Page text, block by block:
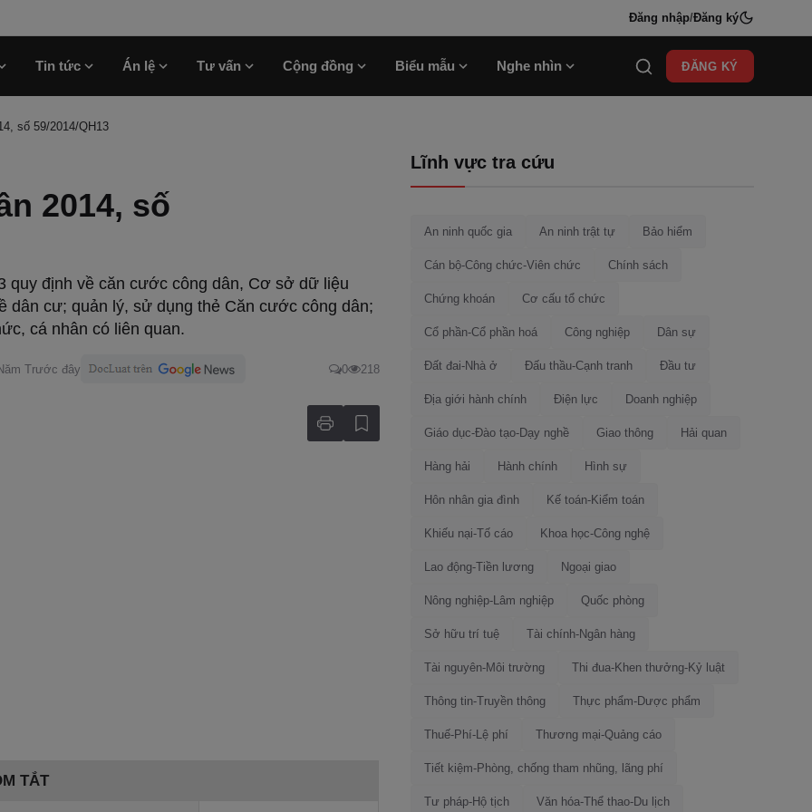
Đăng nhập/Đăng ký
Tin tức Án lệ Tư vấn Cộng đồng Biểu mẫu Nghe nhìn ĐĂNG KÝ
số 59/2014/QH13
2014, số
quy định về căn cước công dân, Cơ sở dữ liệu
cư; quản lý, sử dụng thẻ Căn cước công dân;
cá nhân có liên quan.
Trước đây 0 218
TẮT
Lĩnh vực tra cứu
An ninh quốc gia An ninh trật tự Bảo hiểm
Cán bộ-Công chức-Viên chức Chính sách
Chứng khoán Cơ cấu tổ chức
Cổ phần-Cổ phần hoá Công nghiệp Dân sự
Đất đai-Nhà ở Đấu thầu-Cạnh tranh Đầu tư
Địa giới hành chính Điện lực Doanh nghiệp
Giáo dục-Đào tạo-Dạy nghề Giao thông Hải quan
Hàng hải Hành chính Hình sự
Hôn nhân gia đình Kế toán-Kiểm toán
Khiếu nại-Tố cáo Khoa học-Công nghệ
Lao động-Tiền lương Ngoại giao
Nông nghiệp-Lâm nghiệp Quốc phòng
Sở hữu trí tuệ Tài chính-Ngân hàng
Tài nguyên-Môi trường Thi đua-Khen thưởng-Kỷ luật
Thông tin-Truyền thông Thực phẩm-Dược phẩm
Thuế-Phí-Lệ phí Thương mại-Quảng cáo
Tiết kiệm-Phòng, chống tham nhũng, lãng phí
Tư pháp-Hộ tịch Văn hóa-Thể thao-Du lịch